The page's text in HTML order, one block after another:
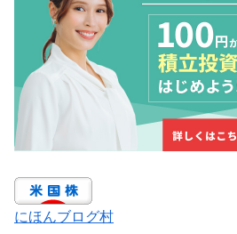
にほんブログ村